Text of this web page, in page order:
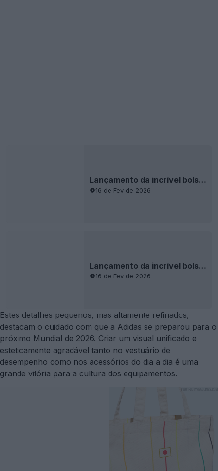
Lançamento da incrível bolsa dobrável Adidas Japan 2026 World Cup
16 de Fev de 2026
Lançamento da incrível bolsa dobrável Adidas Japan 2026 World Cup
16 de Fev de 2026
Estes detalhes pequenos, mas altamente refinados,
destacam o cuidado com que a Adidas se preparou para o
próximo Mundial de 2026. Criar um visual unificado e
esteticamente agradável tanto no vestuário de
desempenho como nos acessórios do dia a dia é uma
grande vitória para a cultura dos equipamentos.